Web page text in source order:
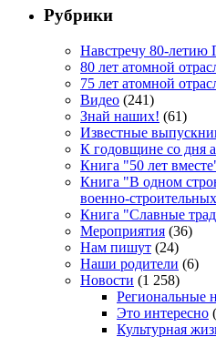
Рубрики
Навстречу 80-летию
80 лет атомной
75 лет атомной
Видео (241)
Знай наших! (61)
Известные
К годовщине со дня
Книга "50 лет
Книга "В одном
военно-
Книга "Славные
Мероприятия (36)
Нам пишут (24)
Наши родители (6)
Новости (1 258)
Региональные
Это интересно
Культурная